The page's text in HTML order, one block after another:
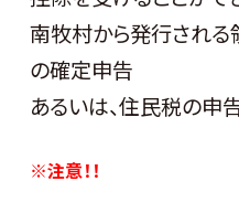
南牧村から発行される
の確定申告
あるいは、住民税の申
※注意！！